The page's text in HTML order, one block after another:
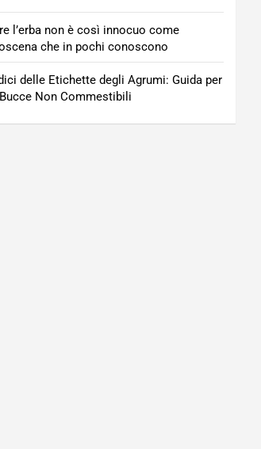
l’erba non è così innocuo come
che in pochi conoscono
delle Etichette degli Agrumi: Guida per
Non Commestibili